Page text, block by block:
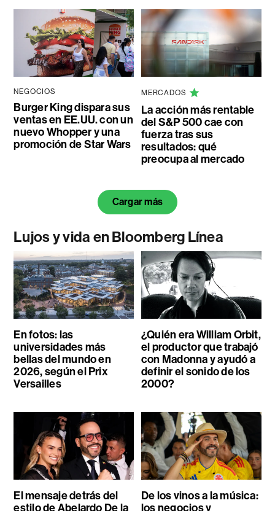
NEGOCIOS
Burger King dispara sus
ventas en EE.UU. con un
nuevo Whopper y una
promoción de Star Wars
MERCADOS
La acción más rentable
del S&P 500 cae con
fuerza tras sus
resultados: qué
preocupa al mercado
Cargar más
Lujos y vida en Bloomberg Línea
En fotos: las
universidades más
bellas del mundo en
2026, según el Prix
Versailles
¿Quién era William Orbit,
el productor que trabajó
con Madonna y ayudó a
definir el sonido de los
2000?
El mensaje detrás del
estilo de Abelardo De la
De los vinos a la música:
los negocios y